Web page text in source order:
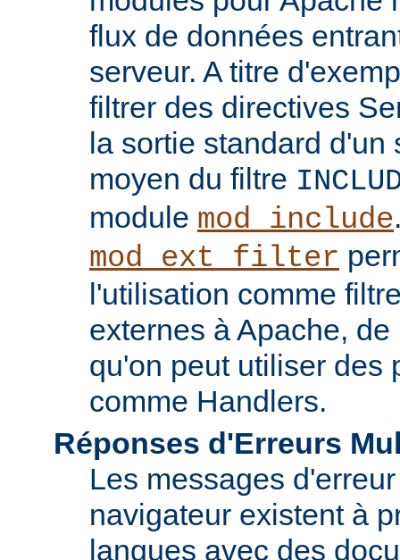
flux de données
serveur. A titre
filtrer des directives
la sortie standard d'un
moyen du filtre
module mod_include
mod_ext_filter
l'utilisation comme
externes à Apache,
qu'on peut utiliser des
comme Handlers.
Réponses d'Erreurs
Les messages
navigateur existent à
langues avec des